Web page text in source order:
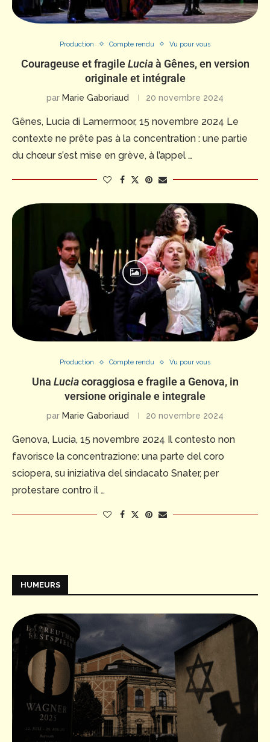
Production Compte rendu Vu pour vous
Courageuse et fragileLuciaà Gênes, en version
originale et intégrale
par Marie Gaboriaud 20 novembre 2024
Gênes, Lucia di Lamermoor, 15 novembre 2024 Le
contexte ne prête pas à la concentration : une partie
du chœur s’est mise en grève, à l’appel …
Production Compte rendu Vu pour vous
Una Luciacoraggiosa e fragile a Genova, in
versione originale e integrale
par Marie Gaboriaud 20 novembre 2024
Genova, Lucia, 15 novembre 2024 Il contesto non
favorisce la concentrazione: una parte del coro
sciopera, su iniziativa del sindacato Snater, per
protestare contro il …
HUMEURS